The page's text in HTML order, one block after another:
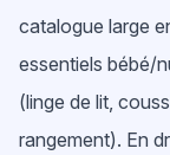
catalogue large
essentiels bébé/
(linge de lit,
rangement). En